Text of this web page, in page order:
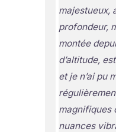
majestueux,
profondeur,
montée
d’altitude,
et je n’ai pu
magnifiques
nuances